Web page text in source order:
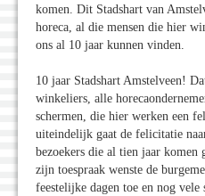
komen. Dit Stadshart van
horeca, al die mensen die hier
ons al 10 jaar kunnen vinden.
10 jaar Stadshart Amstelveen!
winkeliers, alle
schermen, die hier werken een
uiteindelijk gaat de felicitatie
bezoekers die al tien jaar komen
zijn toespraak wenste de
feestelijke dagen toe en nog